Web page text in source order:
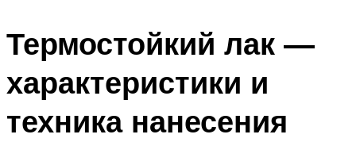
Термостойкий лак —
характеристики и
техника нанесения